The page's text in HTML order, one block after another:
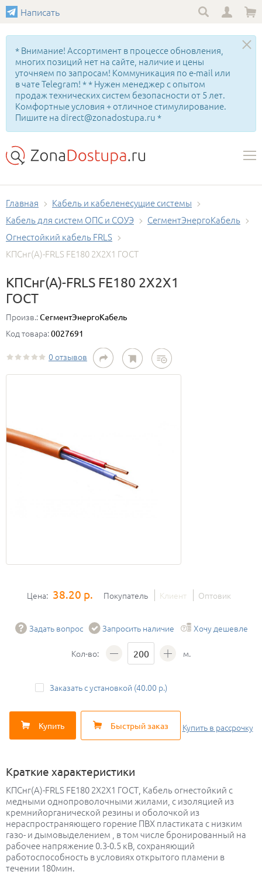
Написать
* Внимание! Ассортимент в процессе обновления,
многих позиций нет на сайте, наличие и цены
уточняем по запросам! Коммуникация по e-mail или
в чате Telegram! * * Нужен менеджер с опытом
продаж технических систем безопасности от 5 лет.
Комфортные условия + отличное стимулирование.
Пишите на direct@zonadostupa.ru *
Главная
Кабель и кабеленесущие системы
Кабель для систем ОПС и СОУЭ
СегментЭнергоКабель
Огнестойкий кабель FRLS
КПСнг(А)-FRLS FE180 2Х2Х1 ГОСТ
КПСнг(А)-FRLS FE180 2Х2Х1
ГОСТ
Произв.:СегментЭнергоКабель
Код товара:0027691
0 отзывов
Цена: 38.20 р. Покупатель Клиент Оптовик
Задать вопрос Запросить наличие Хочу дешевле
Кол-во: м.
Заказать с установкой (40.00 р.)
Купить Быстрый заказ Купить в рассрочку
Краткие характеристики
КПСнг(А)-FRLS FE180 2Х2Х1 ГОСТ, Кабель огнестойкий с
медными однопроволочными жилами, с изоляцией из
кремнийорганической резины и оболочкой из
нераспространяющего горение ПВХ пластиката с низким
газо- и дымовыделением , в том числе бронированный на
рабочее напряжение 0.3-0.5 кВ, сохраняющий
работоспособность в условиях открытого пламени в
течении 180мин.